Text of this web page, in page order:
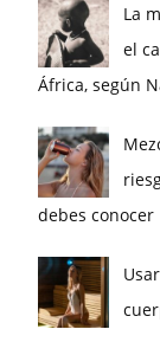
La
el
África, según
debes conocer